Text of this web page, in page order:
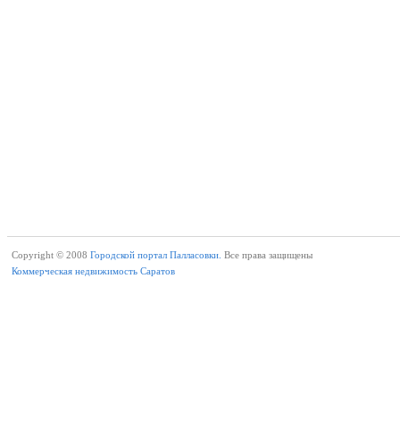
Copyright © 2008 Городской портал Палласовки. Все права защищены
Коммерческая недвижимость Саратов